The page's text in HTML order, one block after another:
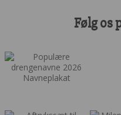
Følg os